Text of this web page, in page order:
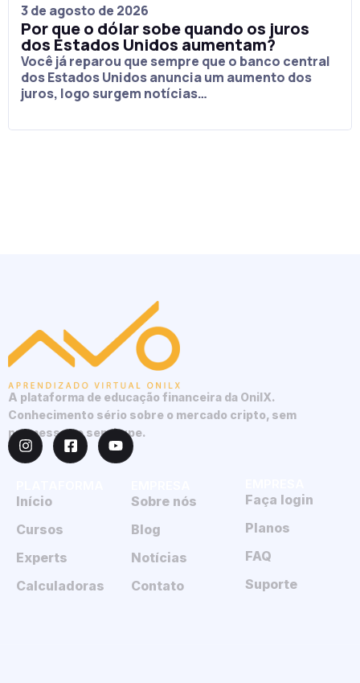
3 de agosto de 2026
Por que o dólar sobe quando os juros
dos Estados Unidos aumentam?
Você já reparou que sempre que o banco central
dos Estados Unidos anuncia um aumento dos
juros, logo surgem notícias…
A plataforma de educação financeira da OnilX.
Conhecimento sério sobre o mercado cripto, sem
promessas e sem hype.
Início
Cursos
Experts
Calculadoras
Sobre nós
Blog
Notícias
Contato
Faça login
Planos
FAQ
Suporte